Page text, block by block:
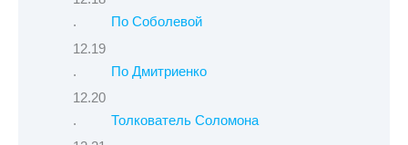
По Соболевой
По Дмитриенко
Толкователь Соломона